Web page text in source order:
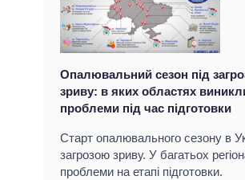
Опалювальний сезон під
зриву: в яких областях
проблеми під час підготовки
Старт опалювального сезону в
загрозою зриву. У багатьох
проблеми на етапі підготовки.